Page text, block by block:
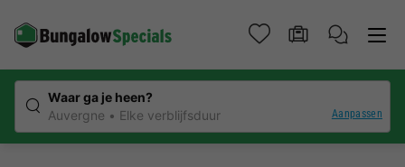
Waar ga je heen?
Auvergne
Elke verblijfsduur Aanpassen